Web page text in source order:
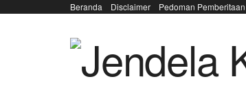
Beranda Disclaimer Pedoman